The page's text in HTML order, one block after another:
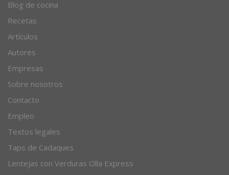
Blog de cocina
Recetas
Artículos
Autores
Empresas
Sobre nosotros
Contacto
Empleo
Textos legales
Taps de Cadaques
Lentejas con Verduras Olla Express